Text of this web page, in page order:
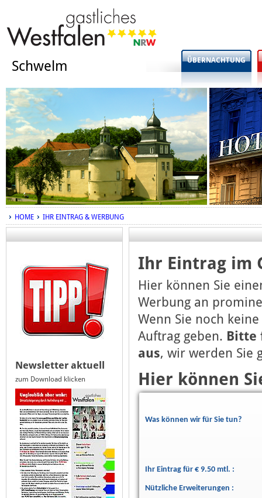
Schwelm ÜBERNACHTUNG
HOME IHR EINTRAG & WERBUNG
Newsletter aktuell
zum Download klicken
Ihr Eintrag im
Hier können Sie
Werbung an
Wenn Sie noch
Auftrag geben. Bitte
aus, wir werden Sie
Hier können
Was können wir für Sie tun?
Ihr Eintrag für € 9.50 mtl. :
Nützliche Erweiterungen :